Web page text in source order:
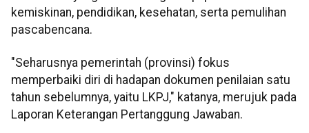
kemiskinan, pendidikan, kesehatan, serta pemulihan
pascabencana.
"Seharusnya pemerintah (provinsi) fokus
memperbaiki diri di hadapan dokumen penilaian satu
tahun sebelumnya, yaitu LKPJ," katanya, merujuk pada
Laporan Keterangan Pertanggung Jawaban.